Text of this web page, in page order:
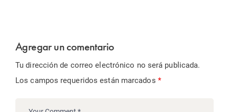
Agregar un comentario
Tu dirección de correo electrónico no será publicada.
Los campos requeridos están marcados *